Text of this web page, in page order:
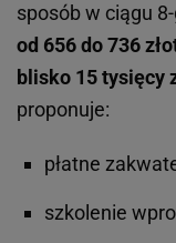
sposób w ciągu
od 656 do 736
blisko 15 tysięcy
proponuje:
płatne
szkolenie